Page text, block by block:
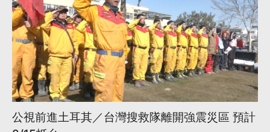
公視前進土耳其／台灣搜救隊離開強震災區 預計